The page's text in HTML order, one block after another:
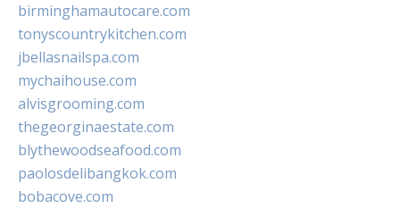
birminghamautocare.com
tonyscountrykitchen.com
jbellasnailspa.com
mychaihouse.com
alvisgrooming.com
thegeorginaestate.com
blythewoodseafood.com
paolosdelibangkok.com
bobacove.com